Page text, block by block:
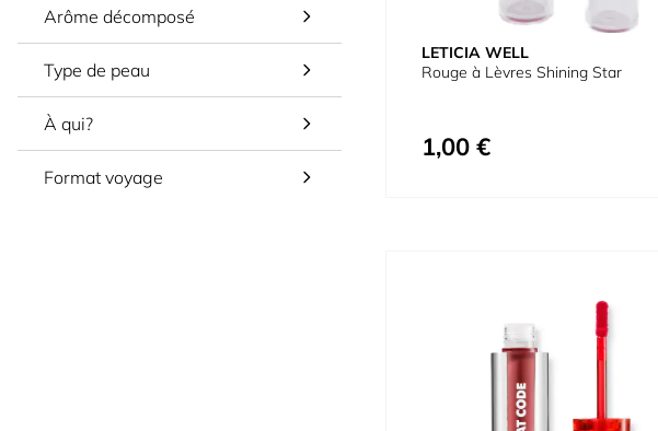
Arôme décomposé
Type de peau
À qui?
Format voyage
LETICIA WELL
Rouge à Lèvres Shining Star
1,00 €